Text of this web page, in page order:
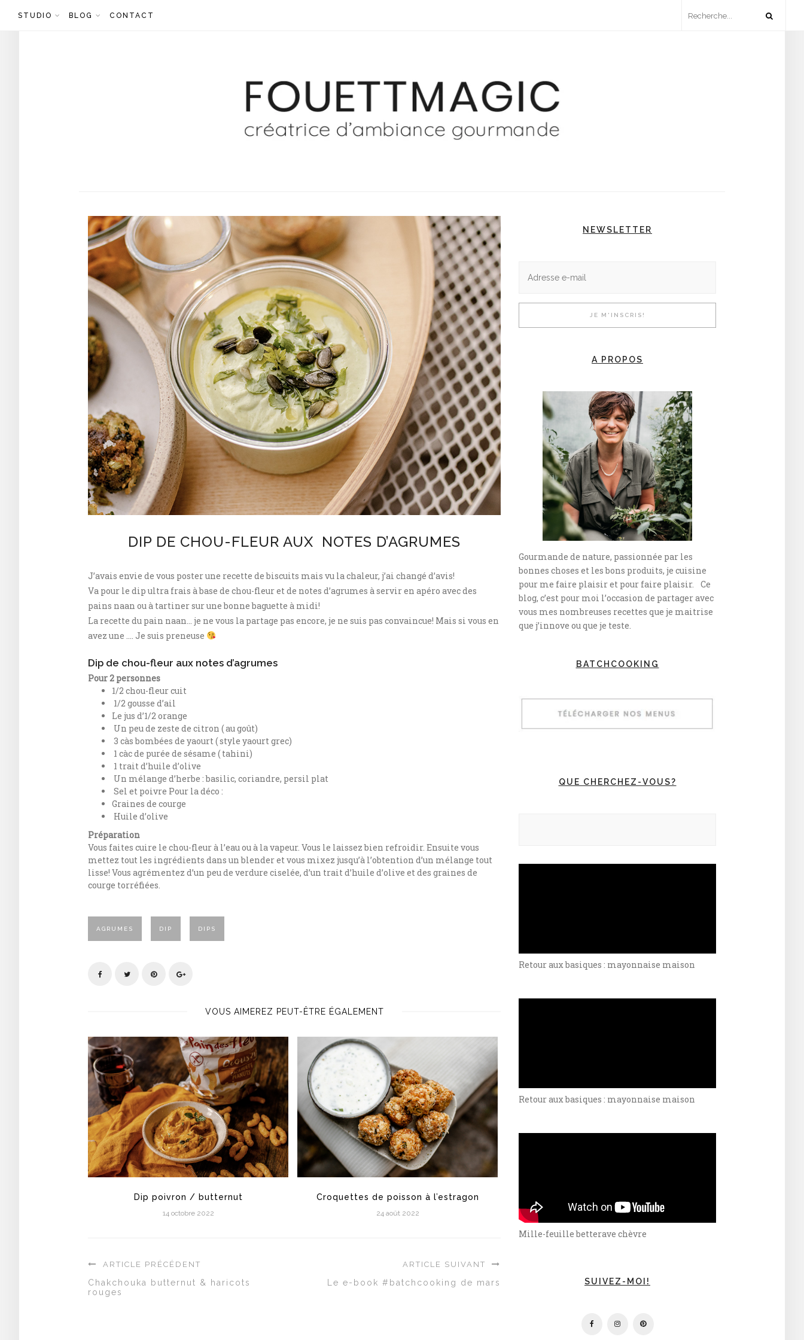
STUDIO BLOG CONTACT
DIP DE CHOU-FLEUR AUX NOTES D’AGRUMES
J’avais envie de vous poster une recette de biscuits mais vu la chaleur, j’ai changé d’avis!
Va pour le dip ultra frais à base de chou-fleur et de notes d’agrumes à servir en apéro avec des
pains naan ou à tartiner sur une bonne baguette à midi!
La recette du pain naan… je ne vous la partage pas encore, je ne suis pas convaincue! Mais si vous en
avez une …. Je suis preneuse
Dip de chou-fleur aux notes d’agrumes
Pour 2 personnes
1/2 chou-fleur cuit
1/2 gousse d’ail
Le jus d’1/2 orange
Un peu de zeste de citron ( au goût)
3 càs bombées de yaourt ( style yaourt grec)
1 càc de purée de sésame ( tahini)
1 trait d’huile d’olive
Un mélange d’herbe : basilic, coriandre, persil plat
Sel et poivre Pour la déco :
Graines de courge
Huile d’olive
Préparation
Vous faites cuire le chou-fleur à l’eau ou à la vapeur. Vous le laissez bien refroidir. Ensuite vous
mettez tout les ingrédients dans un blender et vous mixez jusqu’à l’obtention d’un mélange tout
lisse! Vous agrémentez d’un peu de verdure ciselée, d’un trait d’huile d’olive et des graines de
courge torréfiées.
AGRUMES DIP DIPS
VOUS AIMEREZ PEUT-ÊTRE ÉGALEMENT
Dip poivron / butternut
14 octobre 2022
Croquettes de poisson à l’estragon
24 août 2022
ARTICLE PRÉCÉDENT
Chakchouka butternut & haricots
rouges
ARTICLE SUIVANT
Le e-book #batchcooking de mars
NEWSLETTER
A PROPOS
Gourmande de nature, passionnée par les
bonnes choses et les bons produits, je cuisine
pour me faire plaisir et pour faire plaisir. Ce
blog, c’est pour moi l’occasion de partager avec
vous mes nombreuses recettes que je maitrise
que j’innove ou que je teste.
BATCHCOOKING
QUE CHERCHEZ-VOUS?
Retour aux basiques : mayonnaise maison
Retour aux basiques : mayonnaise maison
Mille-feuille betterave chèvre
SUIVEZ-MOI!